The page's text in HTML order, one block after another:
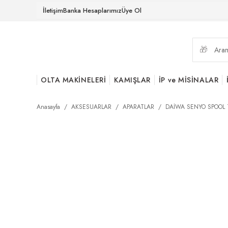
İletişimBanka HesaplarımızÜye Ol
OLTA MAKİNELERİ KAMIŞLAR İP ve MİSİNALAR
Anasayfa AKSESUARLAR APARATLAR DAİWA SENYO